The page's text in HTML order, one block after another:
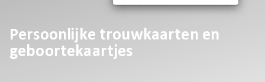
Persoonlijke trouwkaarten en
geboortekaartjes